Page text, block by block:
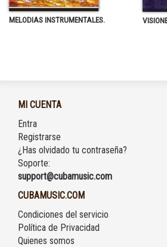
MELODIAS INSTRUMENTALES.
MI CUENTA
Entra
Registrarse
¿Has olvidado tu contraseña?
Soporte:
support@cubamusic.com
CUBAMUSIC.COM
Condiciones del servicio
Política de Privacidad
Quienes somos